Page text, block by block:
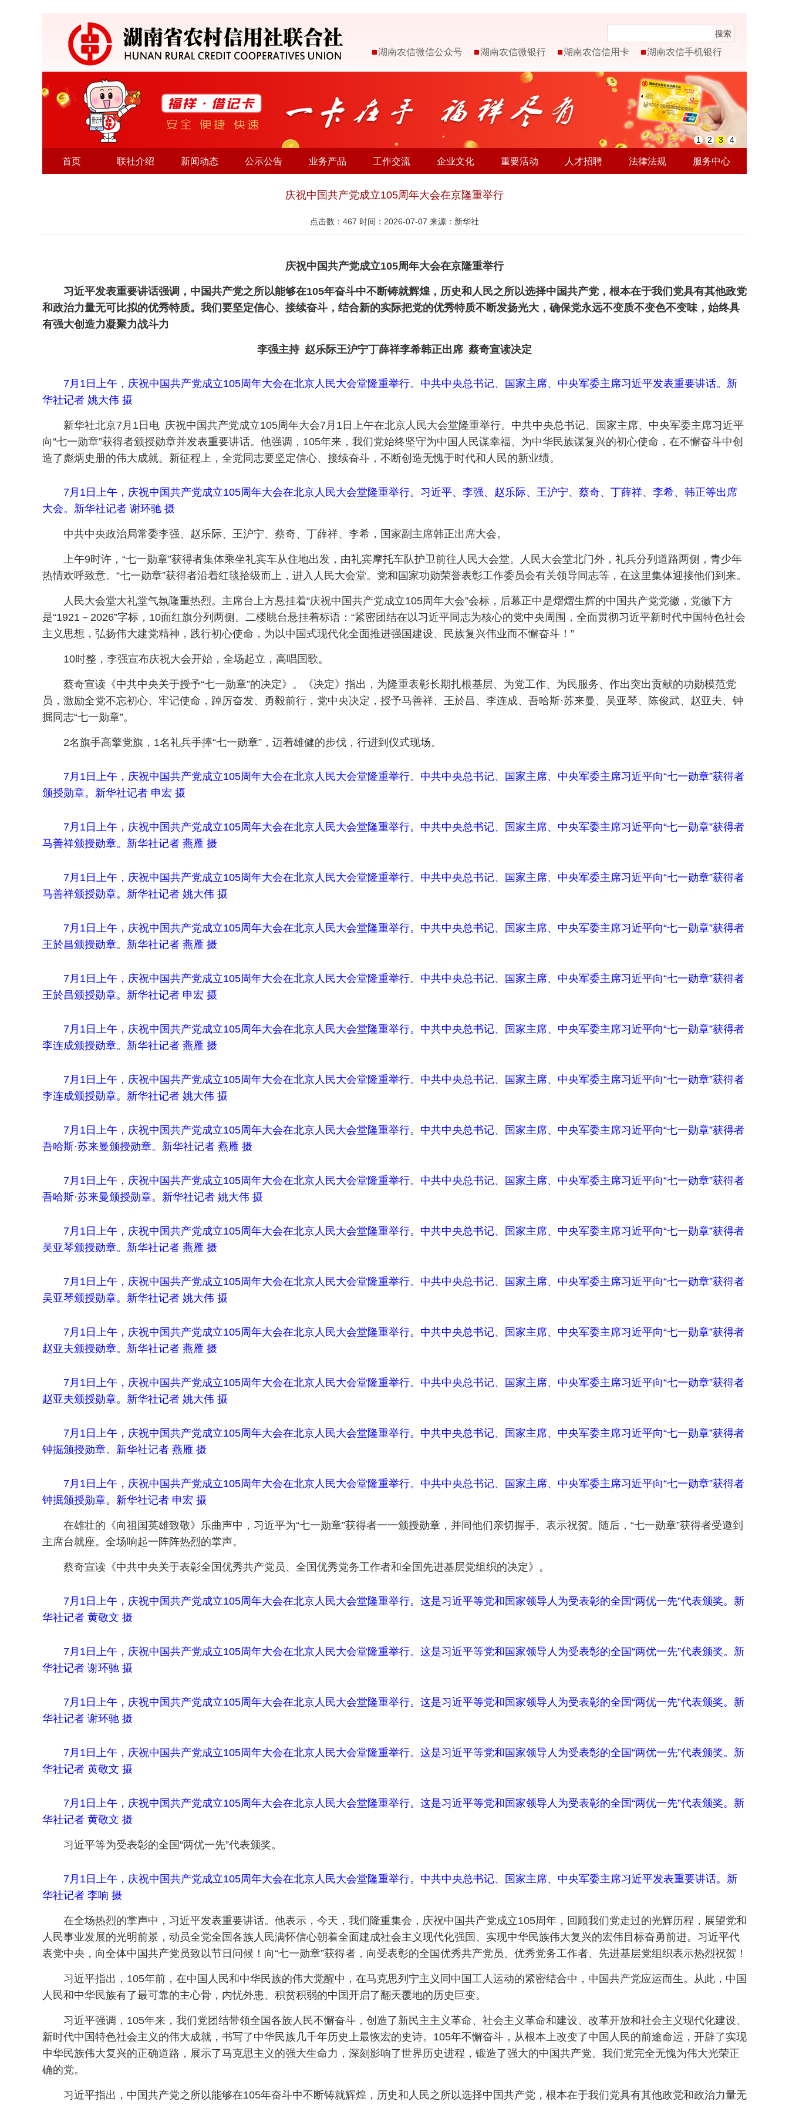
搜索
湖南农信微信公众号 湖南农信微银行 湖南农信信用卡 湖南农信手机银行
1 2 3 4
首页 联社介绍 新闻动态 公示公告 业务产品 工作交流 企业文化 重要活动 人才招聘 法律法规 服务中心
庆祝中国共产党成立105周年大会在京隆重举行
点击数： 467 时间：2026-07-07 来源：新华社
庆祝中国共产党成立105周年大会在京隆重举行
习近平发表重要讲话强调，中国共产党之所以能够在105年奋斗中不断铸就辉煌，历史和人民之所以选择中国共产党，根本在于我们党具有其他政党
和政治力量无可比拟的优秀特质。我们要坚定信心、接续奋斗，结合新的实际把党的优秀特质不断发扬光大，确保党永远不变质不变色不变味，始终具
有强大创造力凝聚力战斗力
李强主持 赵乐际王沪宁丁薛祥李希韩正出席 蔡奇宣读决定
7月1日上午，庆祝中国共产党成立105周年大会在北京人民大会堂隆重举行。中共中央总书记、国家主席、中央军委主席习近平发表重要讲话。新
华社记者 姚大伟 摄
新华社北京7月1日电 庆祝中国共产党成立105周年大会7月1日上午在北京人民大会堂隆重举行。中共中央总书记、国家主席、中央军委主席习近平
向“七一勋章”获得者颁授勋章并发表重要讲话。他强调，105年来，我们党始终坚守为中国人民谋幸福、为中华民族谋复兴的初心使命，在不懈奋斗中创
造了彪炳史册的伟大成就。新征程上，全党同志要坚定信心、接续奋斗，不断创造无愧于时代和人民的新业绩。
7月1日上午，庆祝中国共产党成立105周年大会在北京人民大会堂隆重举行。习近平、李强、赵乐际、王沪宁、蔡奇、丁薛祥、李希、韩正等出席
大会。新华社记者 谢环驰 摄
中共中央政治局常委李强、赵乐际、王沪宁、蔡奇、丁薛祥、李希，国家副主席韩正出席大会。
上午9时许，“七一勋章”获得者集体乘坐礼宾车从住地出发，由礼宾摩托车队护卫前往人民大会堂。人民大会堂北门外，礼兵分列道路两侧，青少年
热情欢呼致意。“七一勋章”获得者沿着红毯拾级而上，进入人民大会堂。党和国家功勋荣誉表彰工作委员会有关领导同志等，在这里集体迎接他们到来。
人民大会堂大礼堂气氛隆重热烈。主席台上方悬挂着“庆祝中国共产党成立105周年大会”会标，后幕正中是熠熠生辉的中国共产党党徽，党徽下方
是“1921－2026”字标，10面红旗分列两侧。二楼眺台悬挂着标语：“紧密团结在以习近平同志为核心的党中央周围，全面贯彻习近平新时代中国特色社会
主义思想，弘扬伟大建党精神，践行初心使命，为以中国式现代化全面推进强国建设、民族复兴伟业而不懈奋斗！”
10时整，李强宣布庆祝大会开始，全场起立，高唱国歌。
蔡奇宣读《中共中央关于授予“七一勋章”的决定》。《决定》指出，为隆重表彰长期扎根基层、为党工作、为民服务、作出突出贡献的功勋模范党
员，激励全党不忘初心、牢记使命，踔厉奋发、勇毅前行，党中央决定，授予马善祥、王於昌、李连成、吾哈斯·苏来曼、吴亚琴、陈俊武、赵亚夫、钟
掘同志“七一勋章”。
2名旗手高擎党旗，1名礼兵手捧“七一勋章”，迈着雄健的步伐，行进到仪式现场。
7月1日上午，庆祝中国共产党成立105周年大会在北京人民大会堂隆重举行。中共中央总书记、国家主席、中央军委主席习近平向“七一勋章”获得者
颁授勋章。新华社记者 申宏 摄
7月1日上午，庆祝中国共产党成立105周年大会在北京人民大会堂隆重举行。中共中央总书记、国家主席、中央军委主席习近平向“七一勋章”获得者
马善祥颁授勋章。新华社记者 燕雁 摄
7月1日上午，庆祝中国共产党成立105周年大会在北京人民大会堂隆重举行。中共中央总书记、国家主席、中央军委主席习近平向“七一勋章”获得者
马善祥颁授勋章。新华社记者 姚大伟 摄
7月1日上午，庆祝中国共产党成立105周年大会在北京人民大会堂隆重举行。中共中央总书记、国家主席、中央军委主席习近平向“七一勋章”获得者
王於昌颁授勋章。新华社记者 燕雁 摄
7月1日上午，庆祝中国共产党成立105周年大会在北京人民大会堂隆重举行。中共中央总书记、国家主席、中央军委主席习近平向“七一勋章”获得者
王於昌颁授勋章。新华社记者 申宏 摄
7月1日上午，庆祝中国共产党成立105周年大会在北京人民大会堂隆重举行。中共中央总书记、国家主席、中央军委主席习近平向“七一勋章”获得者
李连成颁授勋章。新华社记者 燕雁 摄
7月1日上午，庆祝中国共产党成立105周年大会在北京人民大会堂隆重举行。中共中央总书记、国家主席、中央军委主席习近平向“七一勋章”获得者
李连成颁授勋章。新华社记者 姚大伟 摄
7月1日上午，庆祝中国共产党成立105周年大会在北京人民大会堂隆重举行。中共中央总书记、国家主席、中央军委主席习近平向“七一勋章”获得者
吾哈斯·苏来曼颁授勋章。新华社记者 燕雁 摄
7月1日上午，庆祝中国共产党成立105周年大会在北京人民大会堂隆重举行。中共中央总书记、国家主席、中央军委主席习近平向“七一勋章”获得者
吾哈斯·苏来曼颁授勋章。新华社记者 姚大伟 摄
7月1日上午，庆祝中国共产党成立105周年大会在北京人民大会堂隆重举行。中共中央总书记、国家主席、中央军委主席习近平向“七一勋章”获得者
吴亚琴颁授勋章。新华社记者 燕雁 摄
7月1日上午，庆祝中国共产党成立105周年大会在北京人民大会堂隆重举行。中共中央总书记、国家主席、中央军委主席习近平向“七一勋章”获得者
吴亚琴颁授勋章。新华社记者 姚大伟 摄
7月1日上午，庆祝中国共产党成立105周年大会在北京人民大会堂隆重举行。中共中央总书记、国家主席、中央军委主席习近平向“七一勋章”获得者
赵亚夫颁授勋章。新华社记者 燕雁 摄
7月1日上午，庆祝中国共产党成立105周年大会在北京人民大会堂隆重举行。中共中央总书记、国家主席、中央军委主席习近平向“七一勋章”获得者
赵亚夫颁授勋章。新华社记者 姚大伟 摄
7月1日上午，庆祝中国共产党成立105周年大会在北京人民大会堂隆重举行。中共中央总书记、国家主席、中央军委主席习近平向“七一勋章”获得者
钟掘颁授勋章。新华社记者 燕雁 摄
7月1日上午，庆祝中国共产党成立105周年大会在北京人民大会堂隆重举行。中共中央总书记、国家主席、中央军委主席习近平向“七一勋章”获得者
钟掘颁授勋章。新华社记者 申宏 摄
在雄壮的《向祖国英雄致敬》乐曲声中，习近平为“七一勋章”获得者一一颁授勋章，并同他们亲切握手、表示祝贺。随后，“七一勋章”获得者受邀到
主席台就座。全场响起一阵阵热烈的掌声。
蔡奇宣读《中共中央关于表彰全国优秀共产党员、全国优秀党务工作者和全国先进基层党组织的决定》。
7月1日上午，庆祝中国共产党成立105周年大会在北京人民大会堂隆重举行。这是习近平等党和国家领导人为受表彰的全国“两优一先”代表颁奖。新
华社记者 黄敬文 摄
7月1日上午，庆祝中国共产党成立105周年大会在北京人民大会堂隆重举行。这是习近平等党和国家领导人为受表彰的全国“两优一先”代表颁奖。新
华社记者 谢环驰 摄
7月1日上午，庆祝中国共产党成立105周年大会在北京人民大会堂隆重举行。这是习近平等党和国家领导人为受表彰的全国“两优一先”代表颁奖。新
华社记者 谢环驰 摄
7月1日上午，庆祝中国共产党成立105周年大会在北京人民大会堂隆重举行。这是习近平等党和国家领导人为受表彰的全国“两优一先”代表颁奖。新
华社记者 黄敬文 摄
7月1日上午，庆祝中国共产党成立105周年大会在北京人民大会堂隆重举行。这是习近平等党和国家领导人为受表彰的全国“两优一先”代表颁奖。新
华社记者 黄敬文 摄
习近平等为受表彰的全国“两优一先”代表颁奖。
7月1日上午，庆祝中国共产党成立105周年大会在北京人民大会堂隆重举行。中共中央总书记、国家主席、中央军委主席习近平发表重要讲话。新
华社记者 李响 摄
在全场热烈的掌声中，习近平发表重要讲话。他表示，今天，我们隆重集会，庆祝中国共产党成立105周年，回顾我们党走过的光辉历程，展望党和
人民事业发展的光明前景，动员全党全国各族人民满怀信心朝着全面建成社会主义现代化强国、实现中华民族伟大复兴的宏伟目标奋勇前进。习近平代
表党中央，向全体中国共产党员致以节日问候！向“七一勋章”获得者，向受表彰的全国优秀共产党员、优秀党务工作者、先进基层党组织表示热烈祝贺！
习近平指出，105年前，在中国人民和中华民族的伟大觉醒中，在马克思列宁主义同中国工人运动的紧密结合中，中国共产党应运而生。从此，中国
人民和中华民族有了最可靠的主心骨，内忧外患、积贫积弱的中国开启了翻天覆地的历史巨变。
习近平强调，105年来，我们党团结带领全国各族人民不懈奋斗，创造了新民主主义革命、社会主义革命和建设、改革开放和社会主义现代化建设、
新时代中国特色社会主义的伟大成就，书写了中华民族几千年历史上最恢宏的史诗。105年不懈奋斗，从根本上改变了中国人民的前途命运，开辟了实现
中华民族伟大复兴的正确道路，展示了马克思主义的强大生命力，深刻影响了世界历史进程，锻造了强大的中国共产党。我们党完全无愧为伟大光荣正
确的党。
习近平指出，中国共产党之所以能够在105年奋斗中不断铸就辉煌，历史和人民之所以选择中国共产党，根本在于我们党具有其他政党和政治力量无